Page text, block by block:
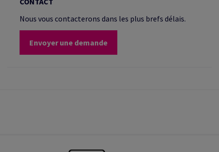
Nous vous contacterons dans les plus brefs délais.
Envoyer une demande